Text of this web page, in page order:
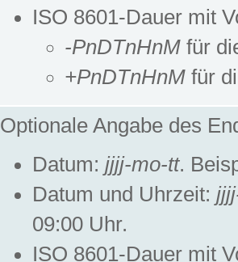
ISO 8601-Dauer mit
-PnDTnHnM für
+PnDTnHnM für
Optionale Angabe des
Datum: jjjj-mo-tt.
Datum und Uhrzeit:
09:00 Uhr.
ISO 8601-Dauer mit